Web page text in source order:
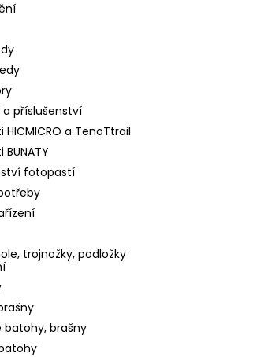
příslušenství
HICMICRO a TenoTtrail
fotopastí
trojnožky, podložky
batohy, brašny